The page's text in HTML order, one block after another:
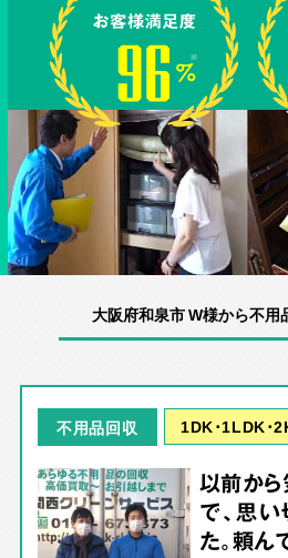
大阪府和泉市 W様から不用
不用品回収 1DK･1LDK･
以前か
で、思
た。頼ん